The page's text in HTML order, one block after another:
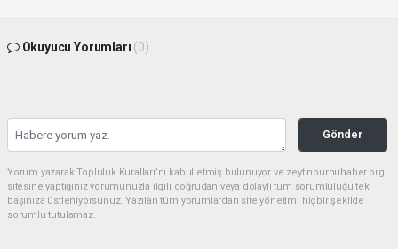
Okuyucu Yorumları (0)
Gönder
Yorum yazarak Topluluk Kuralları’nı kabul etmiş bulunuyor ve zeytinburnuhaber.org
sitesine yaptığınız yorumunuzla ilgili doğrudan veya dolaylı tüm sorumluluğu tek
başınıza üstleniyorsunuz. Yazılan tüm yorumlardan site yönetimi hiçbir şekilde
sorumlu tutulamaz.